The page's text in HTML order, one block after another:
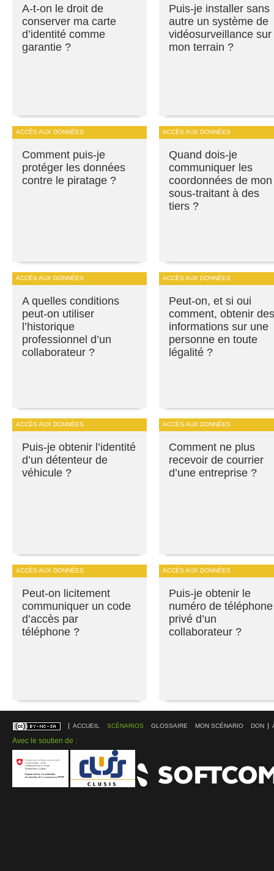
A-t-on le droit de
conserver ma carte
d’identité comme
garantie ?
Puis-je installer sans
autre un système de
vidéosurveillance sur
mon terrain ?
ACCÈS AUX DONNÉES
Comment puis-je
protéger les données
contre le piratage ?
ACCÈS AUX DONNÉES
Quand dois-je
communiquer les
coordonnées de mon
sous-traitant à des
tiers ?
ACCÈS AUX DONNÉES
A quelles conditions
peut-on utiliser
l’historique
professionnel d’un
collaborateur ?
ACCÈS AUX DONNÉES
Peut-on, et si oui
comment, obtenir des
informations sur une
personne en toute
légalité ?
ACCÈS AUX DONNÉES
Puis-je obtenir l’identité
d’un détenteur de
véhicule ?
ACCÈS AUX DONNÉES
Comment ne plus
recevoir de courrier
d’une entreprise ?
ACCÈS AUX DONNÉES
Peut-on licitement
communiquer un code
d’accès par
téléphone ?
ACCÈS AUX DONNÉES
Puis-je obtenir le
numéro de téléphone
privé d’un
collaborateur ?
ACCUEIL SCÉNARIOS GLOSSAIRE MON SCÉNARIO DON
Avec le soutien de :